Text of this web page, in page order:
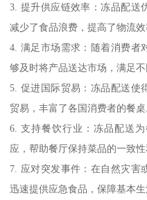
3. 提升供应链效率：冻品配送
减少了食品浪费，提高了物流效
4. 满足市场需求：随着消费者
够及时将产品送达市场，满足
5. 促进国际贸易：冻品配送使
贸易，丰富了各国消费者的餐桌
6. 支持餐饮行业：冻品配送
应，帮助餐厅保持菜品的一致性
7. 应对突发事件：在自然灾害
迅速提供应急食品，保障基本生